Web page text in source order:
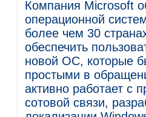
Компания Microsoft
операционной
более чем 30
обеспечить
новой ОС, которые
простыми в
активно работает с
сотовой связи,